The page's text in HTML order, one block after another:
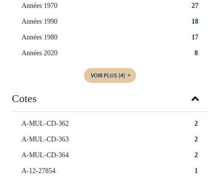
27
Années 1970
18
Années 1990
17
Années 1980
8
Années 2020
VOIR PLUS (4)
Cotes
2
A-MUL-CD-362
2
A-MUL-CD-363
2
A-MUL-CD-364
1
A-12-27854